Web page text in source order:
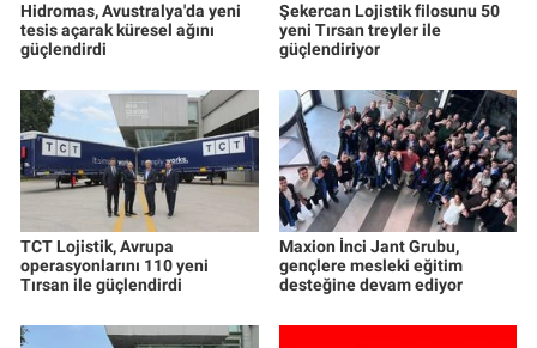
Hidromas, Avustralya'da yeni
tesis açarak küresel ağını
güçlendirdi
Şekercan Lojistik filosunu 50
yeni Tırsan treyler ile
güçlendiriyor
TCT Lojistik, Avrupa
operasyonlarını 110 yeni
Tırsan ile güçlendirdi
Maxion İnci Jant Grubu,
gençlere mesleki eğitim
desteğine devam ediyor